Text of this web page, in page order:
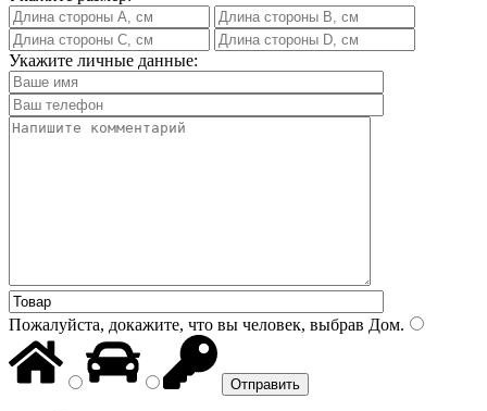
Укажите личные данные:
Пожалуйста, докажите, что вы человек, выбрав Дом.